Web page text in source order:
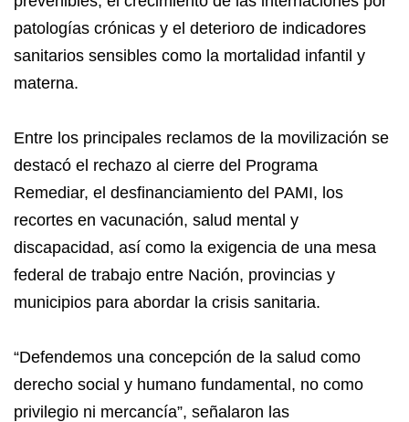
patologías crónicas y el deterioro de indicadores
sanitarios sensibles como la mortalidad infantil y
materna.
Entre los principales reclamos de la movilización se
destacó el rechazo al cierre del Programa
Remediar, el desfinanciamiento del PAMI, los
recortes en vacunación, salud mental y
discapacidad, así como la exigencia de una mesa
federal de trabajo entre Nación, provincias y
municipios para abordar la crisis sanitaria.
“Defendemos una concepción de la salud como
derecho social y humano fundamental, no como
privilegio ni mercancía”, señalaron las